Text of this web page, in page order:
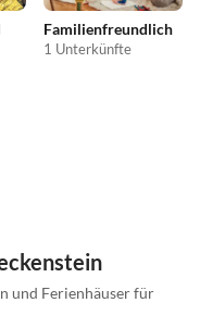
Familienfreundlich
1 Unterkünfte
und Ferienhäuser für